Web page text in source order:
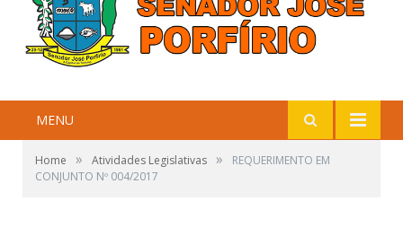
MENU
Home » Atividades Legislativas »
REQUERIMENTO EM
CONJUNTO Nº 004/2017